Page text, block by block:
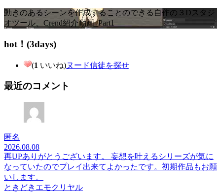
動きのあるシーンを作成することのできる自作の３Dスタジ
オツール、Crend紹介動画_Part1
hot！(3days)
(1 いいね)ヌード信徒を探せ
最近のコメント
匿名
2026.08.08
再UPありがとうございます。 妄想を叶えるシリーズが気に
なっていたのでプレイ出来てよかったです。初期作品もお願
いします。
ときどきエモクリヤル